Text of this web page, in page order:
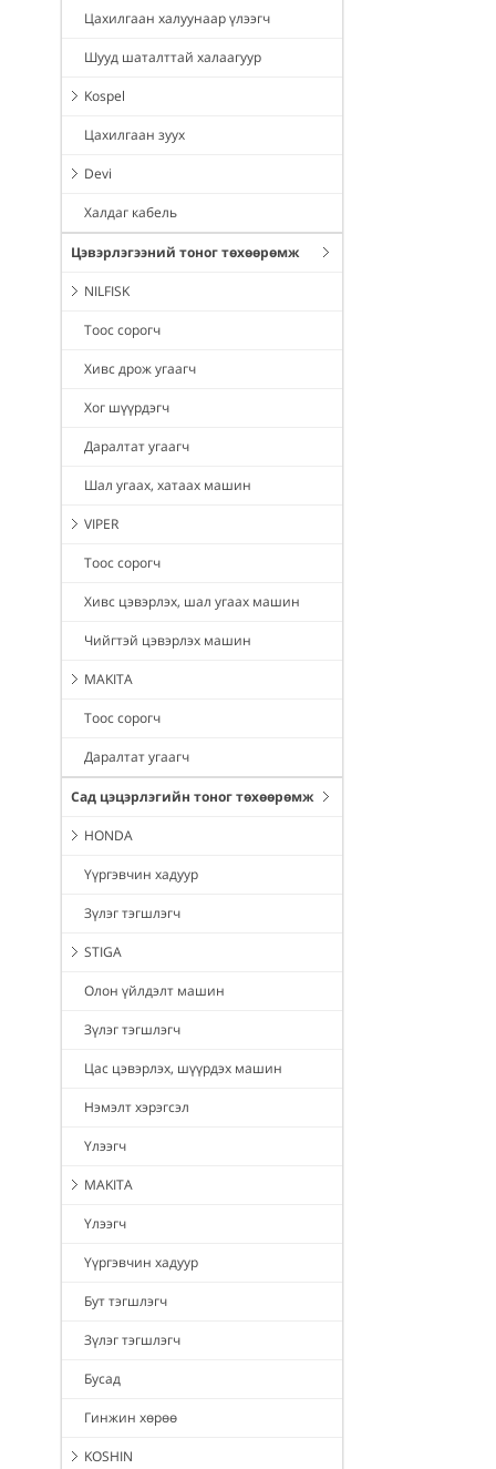
Цахилгаан халуунаар үлээгч
Шууд шаталттай халаагуур
Kospel
Цахилгаан зуух
Devi
Халдаг кабель
Цэвэрлэгээний тоног төхөөрөмж
NILFISK
Тоос сорогч
Хивс дрож угаагч
Хог шүүрдэгч
Даралтат угаагч
Шал угаах, хатаах машин
VIPER
Тоос сорогч
Хивс цэвэрлэх, шал угаах машин
Чийгтэй цэвэрлэх машин
MAKITA
Тоос сорогч
Даралтат угаагч
Сад цэцэрлэгийн тоног төхөөрөмж
HONDA
Үүргэвчин хадуур
Зүлэг тэгшлэгч
STIGA
Олон үйлдэлт машин
Зүлэг тэгшлэгч
Цас цэвэрлэх, шүүрдэх машин
Нэмэлт хэрэгсэл
Үлээгч
MAKITA
Үлээгч
Үүргэвчин хадуур
Бут тэгшлэгч
Зүлэг тэгшлэгч
Бусад
Гинжин хөрөө
KOSHIN